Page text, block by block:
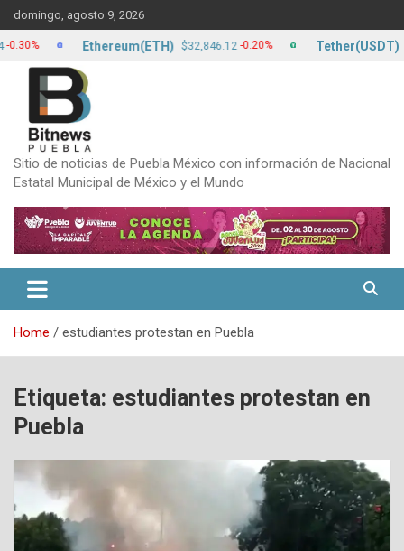
Skip
to
content
domingo, agosto 9, 2026
Sitio de noticias de Puebla México con información de Nacional
Estatal Municipal de México y el Mundo
Home estudiantes protestan en Puebla
Etiqueta: estudiantes protestan en
Puebla
Ethereum(ETH) $32,846.12 -0.20% Tether(USDT)